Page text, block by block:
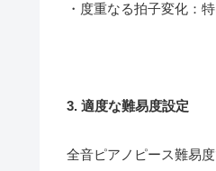
・度重なる拍子変化：
3. 適度な難易度設定
全音ピアノピース難易